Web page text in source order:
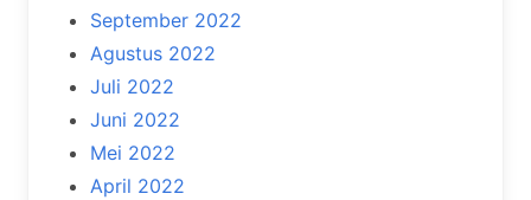
September 2022
Agustus 2022
Juli 2022
Juni 2022
Mei 2022
April 2022